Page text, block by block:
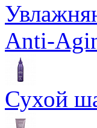
Anti-
Сухой